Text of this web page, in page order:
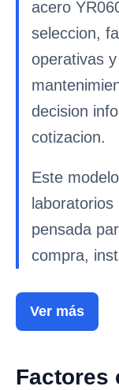
acero
seleccion,
operativas
decision
cotizacion.
Este
laboratorios
pensada
compra,
Ver más
Factores